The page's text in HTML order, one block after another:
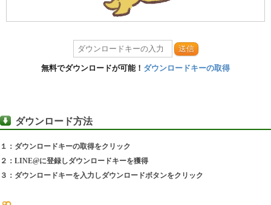
送信
無料でダウンロードが可能！ ダウンロードキーの取得
ダウンロード方法
１：ダウンロードキーの取得をクリック
２：LINE@に登録しダウンロードキーを獲得
３：ダウンロードキーを入力しダウンロードボタンをクリック